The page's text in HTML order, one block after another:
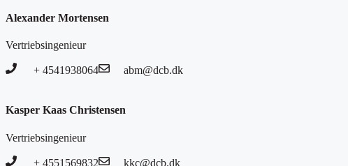
Alexander Mortensen
Vertriebsingenieur
+ 4541938064 abm@dcb.dk
Kasper Kaas Christensen
Vertriebsingenieur
+ 4551569832 kkc@dcb.dk